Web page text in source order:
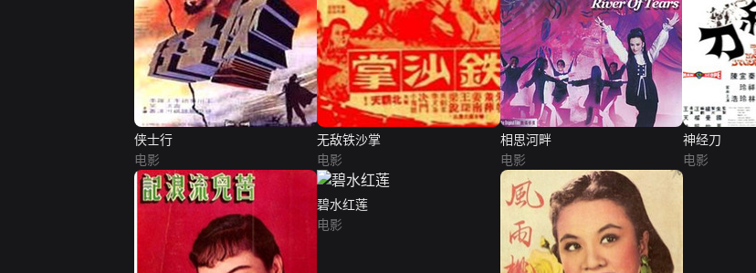
侠士行
电影
无敌铁沙掌
电影
相思河畔
电影
神经刀
电影
碧水红莲
电影